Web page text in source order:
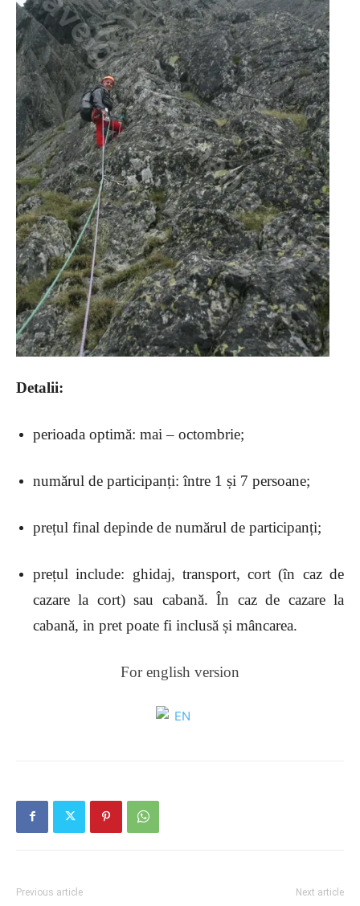
Detalii:
perioada optimă: mai – octombrie;
numărul de participanți: între 1 și 7 persoane;
prețul final depinde de numărul de participanți;
prețul include: ghidaj, transport, cort (în caz de
cazare la cort) sau cabană. În caz de cazare la
cabană, in pret poate fi inclusă și mâncarea.
For english version
Previous article Next article